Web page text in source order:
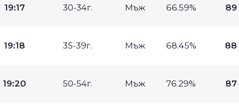
19:17 30-34г. Мъж 66.59% 89
19:18 35-39г. Мъж 68.45% 88
19:20 50-54г. Мъж 76.29% 87